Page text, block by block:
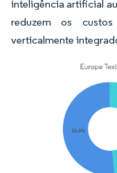
inteligência artificial
reduzem os
verticalmente